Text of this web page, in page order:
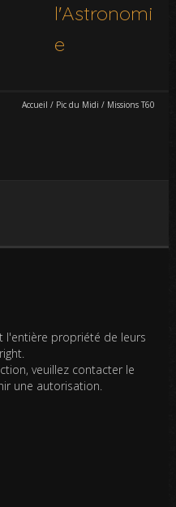
l'Astronomi
e
Accueil / Pic du Midi / Missions T60
l'entière propriété de leurs
veuillez contacter le
une autorisation.